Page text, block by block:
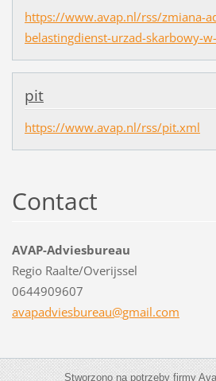
https://www.avap.nl/rss/zmiana-
belastingdienst-urzad-skarbowy-
pit
https://www.avap.nl/rss/pit.xml
Contact
AVAP-Adviesbureau
Regio Raalte/Overijssel
0644909607
avapadviesbureau@gmail.com
Stworzono na potrzeby firmy